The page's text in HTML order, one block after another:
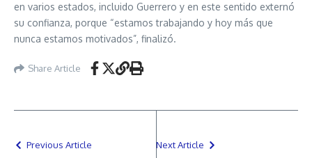
en varios estados, incluido Guerrero y en este sentido externó
su confianza, porque “estamos trabajando y hoy más que
nunca estamos motivados”, finalizó.
Share Article
Previous Article Next Article